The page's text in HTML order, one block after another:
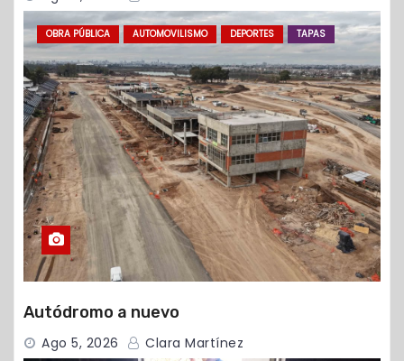
OBRA PÚBLICA AUTOMOVILISMO DEPORTES TAPAS
Autódromo a nuevo
Ago 5, 2026 Clara Martínez